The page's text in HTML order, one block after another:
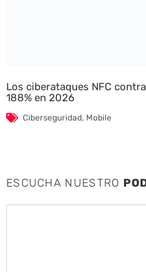
Los ciberataques NFC
188% en 2026
Ciberseguridad, Mobile
ESCUCHA NUESTRO